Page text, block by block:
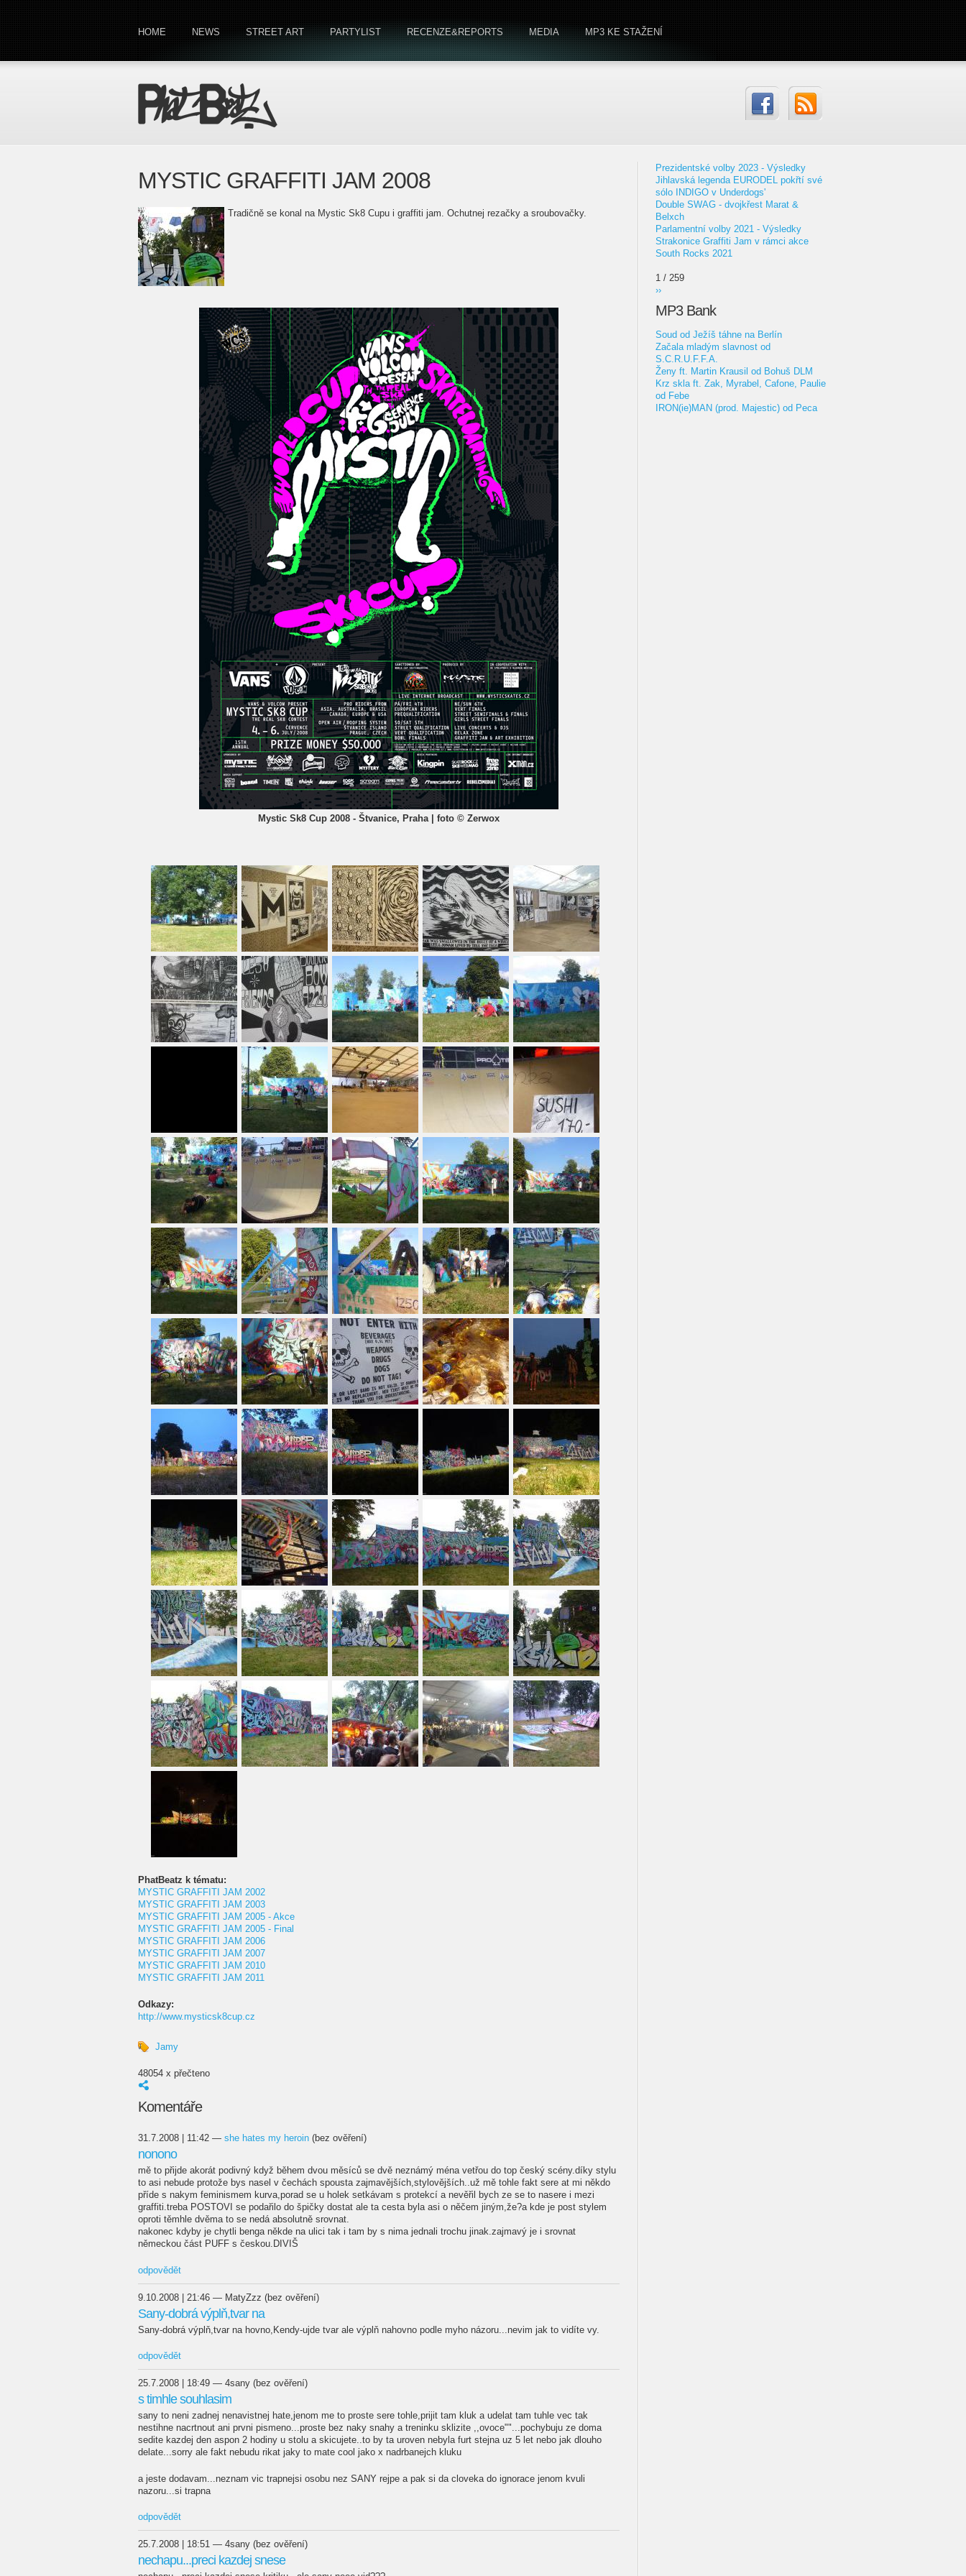
HOME NEWS STREET ART PARTYLIST RECENZE&REPORTS MEDIA MP3 KE STAŽENÍ
MYSTIC GRAFFITI JAM 2008
Tradičně se konal na Mystic Sk8 Cupu i graffiti jam. Ochutnej rezačky a sroubovačky.
Mystic Sk8 Cup 2008 - Štvanice, Praha | foto © Zerwox
PhatBeatz k tématu:
MYSTIC GRAFFITI JAM 2002
MYSTIC GRAFFITI JAM 2003
MYSTIC GRAFFITI JAM 2005 - Akce
MYSTIC GRAFFITI JAM 2005 - Final
MYSTIC GRAFFITI JAM 2006
MYSTIC GRAFFITI JAM 2007
MYSTIC GRAFFITI JAM 2010
MYSTIC GRAFFITI JAM 2011
Odkazy:
http://www.mysticsk8cup.cz
Jamy
48054 x přečteno
Komentáře
31.7.2008 | 11:42 — she hates my heroin (bez ověření)
nonono
mě to přijde akorát podivný když během dvou měsíců se dvě neznámý ména vetřou do top český scény.díky stylu
to asi nebude protože bys nasel v čechách spousta zajmavějších,stylovějších..už mě tohle fakt sere at mi někdo
příde s nakym feminismem kurva,porad se u holek setkávam s protekcí a nevěřil bych ze se to nasere i mezi
graffiti.treba POSTOVI se podařilo do špičky dostat ale ta cesta byla asi o něčem jiným,že?a kde je post stylem
oproti těmhle dvěma to se nedá absolutně srovnat.
nakonec kdyby je chytli benga někde na ulici tak i tam by s nima jednali trochu jinak.zajmavý je i srovnat
německou část PUFF s českou.DIVIŠ
odpovědět
9.10.2008 | 21:46 — MatyZzz (bez ověření)
Sany-dobrá výplň,tvar na
Sany-dobrá výplň,tvar na hovno,Kendy-ujde tvar ale výplň nahovno podle myho názoru...nevim jak to vidíte vy.
odpovědět
25.7.2008 | 18:49 — 4sany (bez ověření)
s timhle souhlasim
sany to neni zadnej nenavistnej hate,jenom me to proste sere tohle,prijit tam kluk a udelat tam tuhle vec tak
nestihne nacrtnout ani prvni pismeno...proste bez naky snahy a treninku sklizite ,,ovoce""...pochybuju ze doma
sedite kazdej den aspon 2 hodiny u stolu a skicujete..to by ta uroven nebyla furt stejna uz 5 let nebo jak dlouho
delate...sorry ale fakt nebudu rikat jaky to mate cool jako x nadrbanejch kluku
a jeste dodavam...neznam vic trapnejsi osobu nez SANY rejpe a pak si da cloveka do ignorace jenom kvuli
nazoru...si trapna
odpovědět
25.7.2008 | 18:51 — 4sany (bez ověření)
nechapu...preci kazdej snese
Prezidentské volby 2023 - Výsledky
Jihlavská legenda EURODEL pokřtí své
sólo INDIGO v Underdogs'
Double SWAG - dvojkřest Marat &
Belxch
Parlamentní volby 2021 - Výsledky
Strakonice Graffiti Jam v rámci akce
South Rocks 2021
1 / 259
››
MP3 Bank
Soud od Ježíš táhne na Berlín
Začala mladým slavnost od
S.C.R.U.F.F.A.
Ženy ft. Martin Krausil od Bohuš DLM
Krz skla ft. Zak, Myrabel, Cafone, Paulie
od Febe
IRON(ie)MAN (prod. Majestic) od Peca